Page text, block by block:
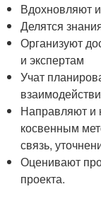
Вдохновляют
Делятся
Организуют
и экспертам
Учат
Направляют и
косвенным
связь,
Оценивают
проекта.